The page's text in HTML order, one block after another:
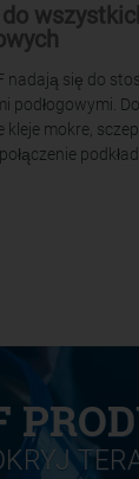
nadają się do
podłogowymi.
kleje mokre,